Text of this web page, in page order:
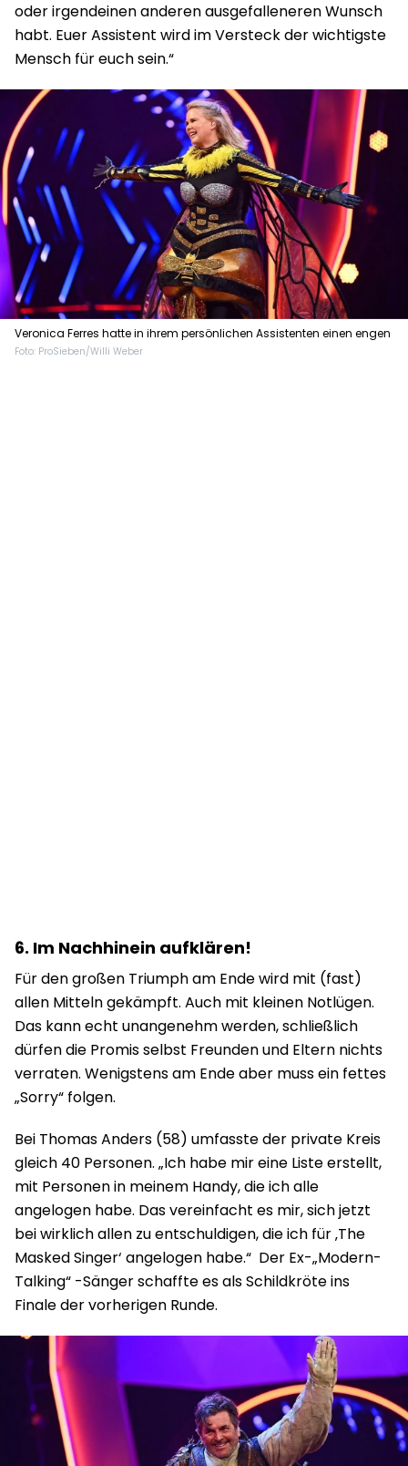
oderirgendeinen anderen ausgefalleneren Wunsch
habt. Euer Assistent wirdim Versteck der wichtigste
Mensch für euch sein.“
Veronica Ferres hatte in ihrem persönlichen Assistenten einen engen
Verbündeten
Foto: ProSieben/Willi Weber
6. Im Nachhinein aufklären!
Für den großen Triumph am Ende wird mit (fast)
allen Mitteln gekämpft. Auch mit kleinen Notlügen.
Das kann echt unangenehm werden, schließlich
dürfen die Promis selbst Freunden und Eltern nichts
verraten. Wenigstens am Ende aber muss ein fettes
„Sorry“ folgen.
Bei Thomas Anders (58) umfasste der private Kreis
gleich 40 Personen. „Ich habe mir eine Liste erstellt,
mit Personen in meinem Handy, die ich alle
angelogen habe. Das vereinfacht es mir, sich jetzt
bei wirklich allen zu entschuldigen,die ich für ‚The
Masked Singer‘ angelogen habe.“ Der Ex-„Modern-
Talking“ -Sänger schaffte es als Schildkröte ins
Finale der vorherigen Runde.